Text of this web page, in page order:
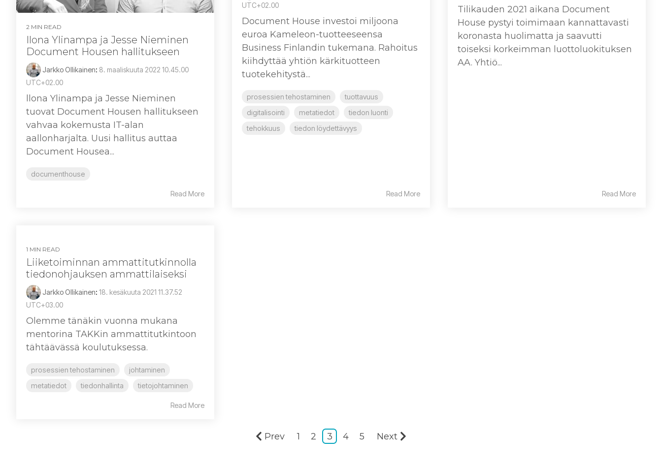
2 MIN READ
Ilona Ylinampa ja Jesse Nieminen
Document Housen hallitukseen
Jarkko Ollikainen: 8. maaliskuuta 2022 10.45.00
UTC+02.00
llona Ylinampa ja Jesse Nieminen
tuovat Document Housen hallitukseen
vahvaa kokemusta IT-alan
aallonharjalta. Uusi hallitus auttaa
Document Housea...
documenthouse
Read More
UTC+02.00
Document House investoi miljoona
euroa Kameleon-tuotteeseensa
Business Finlandin tukemana. Rahoitus
kiihdyttää yhtiön kärkituotteen
tuotekehitystä...
prosessien tehostaminen
tuottavuus
digitalisointi
metatiedot
tiedon luonti
tehokkuus
tiedon löydettävyys
Read More
Tilikauden 2021 aikana Document
House pystyi toimimaan kannattavasti
koronasta huolimatta ja saavutti
toiseksi korkeimman luottoluokituksen
AA. Yhtiö...
Read More
1 MIN READ
Liiketoiminnan ammattitutkinnolla
tiedonohjauksen ammattilaiseksi
Jarkko Ollikainen: 18. kesäkuuta 2021 11.37.52
UTC+03.00
Olemme tänäkin vuonna mukana
mentorina TAKKin ammattitutkintoon
tähtäävässä koulutuksessa.
prosessien tehostaminen
johtaminen
metatiedot
tiedonhallinta tietojohtaminen
Read More
Prev 1 2 3 4 5 Next